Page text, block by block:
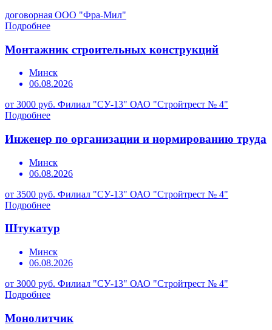
договорная ООО "Фра-Мил"
Подробнее
Монтажник строительных конструкций
Минск
06.08.2026
от 3000 руб. Филиал "СУ-13" ОАО "Стройтрест № 4"
Подробнее
Инженер по организации и нормированию труда
Минск
06.08.2026
от 3500 руб. Филиал "СУ-13" ОАО "Стройтрест № 4"
Подробнее
Штукатур
Минск
06.08.2026
от 3000 руб. Филиал "СУ-13" ОАО "Стройтрест № 4"
Подробнее
Монолитчик